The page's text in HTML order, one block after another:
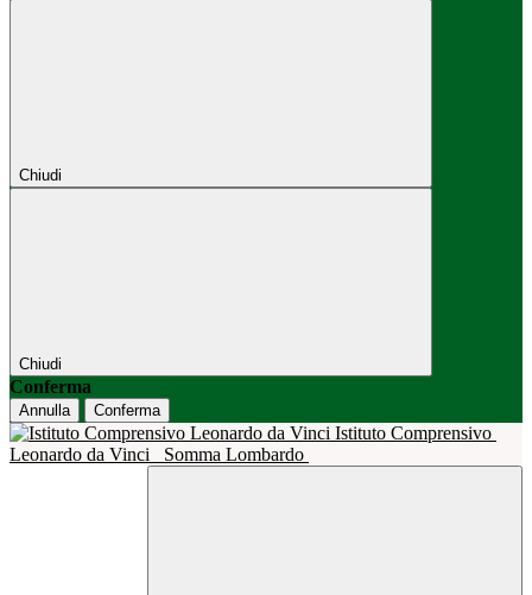
Chiudi
Chiudi
Conferma
Annulla Conferma
Istituto Comprensivo
Leonardo da Vinci
Somma Lombardo